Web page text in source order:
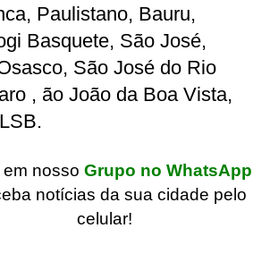
Paulistano, Bauru,
Basquete, São José,
São José do Rio
, ão João da Boa Vista,
em nosso Grupo no WhatsApp
notícias da sua cidade pelo
celular!